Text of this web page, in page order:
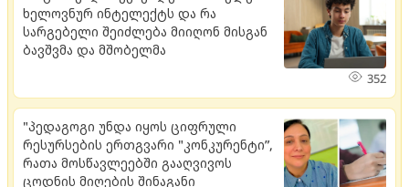
ხელოვნურ ინტელექტს და რა
სარგებელი შეიძლება მიიღონ მისგან
ბავშვმა და მშობელმა
352
"პედაგოგი უნდა იყოს ციფრული
რესურსების ერთგვარი "კონკურენტი”,
რათა მოსწავლეებში გააღვივოს
ცოდნის მიღების შინაგანი